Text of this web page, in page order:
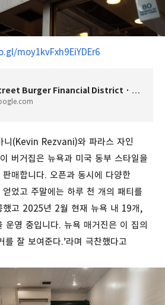
moy1kvFxh9EiYDEr6
7th Street Burger Financial District · 80 Nassau St, New York, NY 10038 미국
니(Kevin Rezvani)와 파라스 자인
이 버거집은 뉴욕과 미국 동부 스타일을
판매합니다. 오픈과 동시에 다양한
얻었고 주말에는 하루 천 개의 패티를
했고 2025년 2월 현재 뉴욕 내 19개,
운영 중입니다. 뉴욕 매거진은 이 집의
를 잘 보여준다.’라며 극찬했다고